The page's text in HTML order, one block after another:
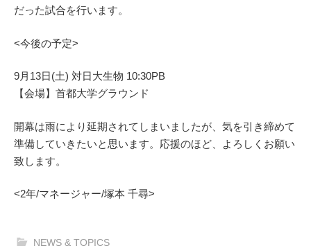
だった試合を行います。
<今後の予定>
9月13日(土) 対日大生物 10:30PB
【会場】首都大学グラウンド
開幕は雨により延期されてしまいましたが、気を引き締めて
準備していきたいと思います。応援のほど、よろしくお願い
致します。
<2年/マネージャー/塚本 千尋>
NEWS & TOPICS